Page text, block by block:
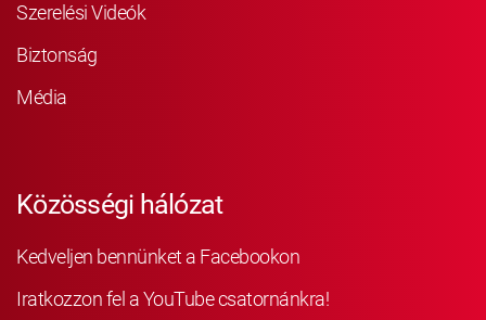
Szerelési Videók
Biztonság
Média
Közösségi hálózat
Kedveljen bennünket a Facebookon
Iratkozzon fel a YouTube csatornánkra!